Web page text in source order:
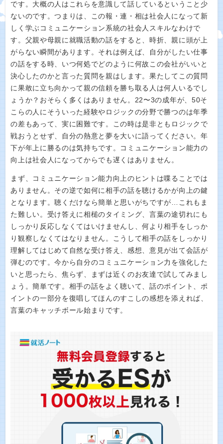
です。大概の人はこれらを意識して話しているということ少
ないのです。つまりは、この報・連・相は社会人になって新
しく学ぶコミュニケーション系統の社会人スキルなわけで
す。父親や母親に就職活動の話をすると、時折、親に頭が上
がらない瞬間があります。それは例えば、自分がしたい仕事
の話をする時、いつ何処でどのように何故この会社がいいと
決心したのかと言った質問を親はします。果たしてこの質問
に果敢に立ち向かって親の信頼を勝ち取る人は何人いるでし
ょうか？おそらく多くはありません。22〜3の成年が、50そ
こらの人にそういった経験やロジックの分野で勝つのは年季
の差もあって、実に困難です。この時は是非ともロジックで
戦おうとせず、自分の熱意と夢を大いに語ってください。年
下が年上に勝るのは気持ちです。コミュニケーション能力の
向上は社会人になってからでも遅くはありません。
まず、コミュニケーション能力向上のヒントは喋ることでは
ありません。その逆で如何に相手の話を聴けるかが向上の鍵
となります。聴くだけなら簡単と思いがちですが…これもま
た難しい。受け答えに相槌のタイミング、言葉の途切れにも
しっかり反応しなくてはいけませんし、何より相手をしっか
り観察しなくてはなりません。こうして相手の話をしっかり
理解してはじめて自然な受け答え、感想、意見が出て会話が
弾むのです。今から自分のコミュニケーション力を強化した
いと思ったら、焦らず、まずは近くのお友達で試してみまし
ょう。簡単です。相手の話をよく聴いて、話のポイント、ポ
イントの一部分を復唱してほんのすこしの感想を添えれば、
言葉のキャッチボール始まりです。